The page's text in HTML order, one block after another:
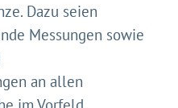
Dazu seien
Messungen sowie
an allen